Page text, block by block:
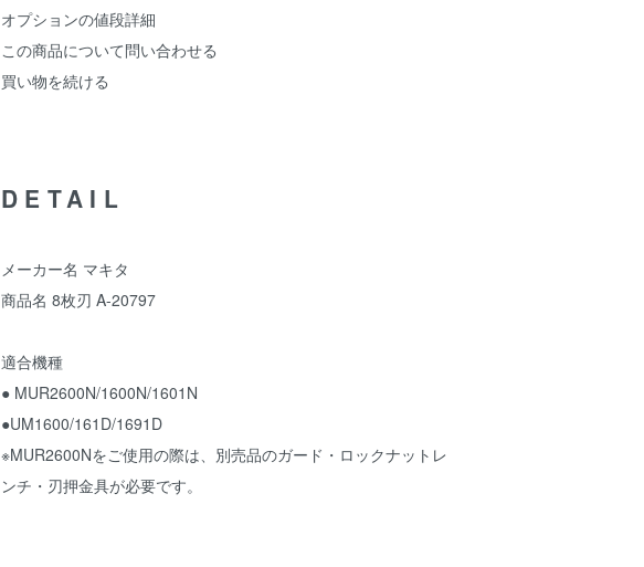
オプションの値段詳細
この商品について問い合わせる
買い物を続ける
DETAIL
メーカー名 マキタ
商品名 8枚刃 A-20797
適合機種
● MUR2600N/1600N/1601N
●UM1600/161D/1691D
※MUR2600Nをご使用の際は、別売品のガード・ロックナットレ
ンチ・刃押金具が必要です。